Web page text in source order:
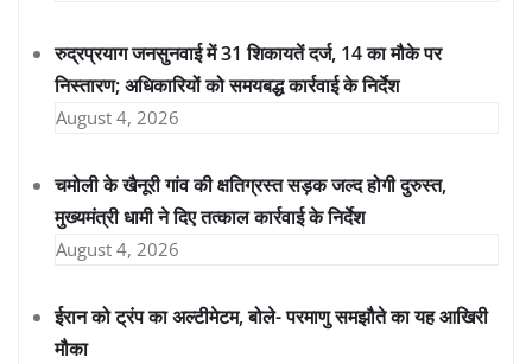
रुद्रप्रयाग जनसुनवाई में 31 शिकायतें दर्ज, 14 का मौके पर
निस्तारण; अधिकारियों को समयबद्ध कार्रवाई के निर्देश
August 4, 2026
चमोली के खैनूरी गांव की क्षतिग्रस्त सड़क जल्द होगी दुरुस्त,
मुख्यमंत्री धामी ने दिए तत्काल कार्रवाई के निर्देश
August 4, 2026
ईरान को ट्रंप का अल्टीमेटम, बोले- परमाणु समझौते का यह आखिरी
मौका